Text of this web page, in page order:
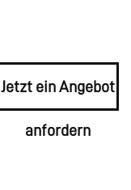
Jetzt ein Angebot
anfordern